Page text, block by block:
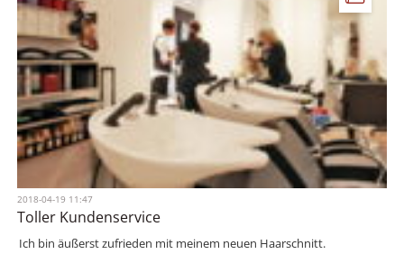
2018-04-19 11:47
Toller Kundenservice
Ich bin äußerst zufrieden mit meinem neuen Haarschnitt.